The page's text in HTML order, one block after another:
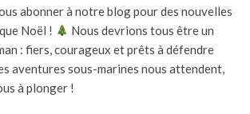
abonner à notre blog pour des nouvelles
Noël !
Nous devrions tous être un
: fiers, courageux et prêts à défendre
aventures sous-marines nous attendent,
à plonger !